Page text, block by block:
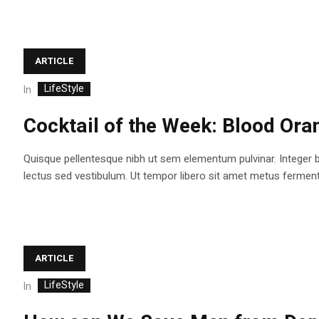
ARTICLE
In LifeStyle
Cocktail of the Week: Blood
Quisque pellentesque nibh ut sem elementum pulvinar.
lectus sed vestibulum. Ut tempor libero sit amet metus
ARTICLE
In LifeStyle